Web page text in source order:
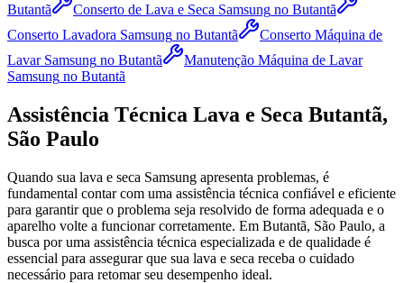
Butantã
Conserto de Lava e Seca Samsung no Butantã
Conserto Lavadora Samsung no Butantã
Conserto Máquina de
Lavar Samsung no Butantã
Manutenção Máquina de Lavar
Samsung no Butantã
Assistência Técnica Lava e Seca Butantã,
São Paulo
Quando sua lava e seca Samsung apresenta problemas, é
fundamental contar com uma assistência técnica confiável e eficiente
para garantir que o problema seja resolvido de forma adequada e o
aparelho volte a funcionar corretamente. Em Butantã, São Paulo, a
busca por uma assistência técnica especializada e de qualidade é
essencial para assegurar que sua lava e seca receba o cuidado
necessário para retomar seu desempenho ideal.